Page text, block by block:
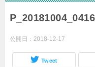
公開日： 2018-12-17
Tweet